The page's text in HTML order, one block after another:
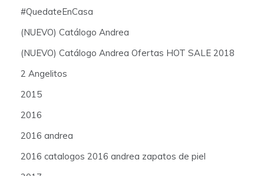
#QuedateEnCasa
(NUEVO) Catálogo Andrea
(NUEVO) Catálogo Andrea Ofertas HOT SALE 2018
2 Angelitos
2015
2016
2016 andrea
2016 catalogos 2016 andrea zapatos de piel